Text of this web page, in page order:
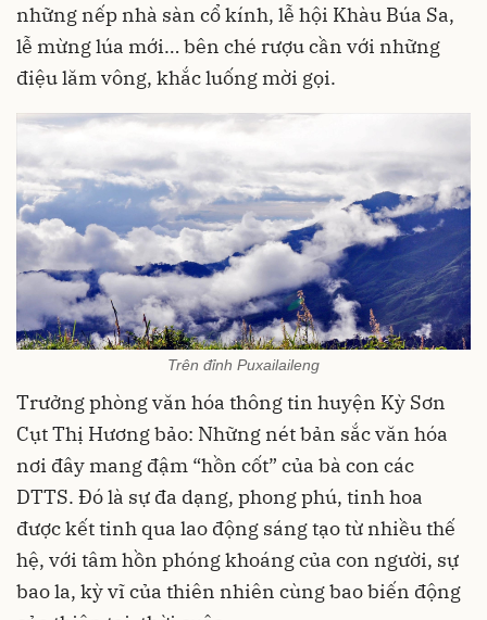
những nếp nhà sàn cổ kính, lễ hội Khàu Búa Sa,
lễ mừng lúa mới… bên ché rượu cần với những
điệu lăm vông, khắc luống mời gọi.
Trên đỉnh Puxailaileng
Trưởng phòng văn hóa thông tin huyện Kỳ Sơn
Cụt Thị Hương bảo: Những nét bản sắc văn hóa
nơi đây mang đậm “hồn cốt” của bà con các
DTTS. Đó là sự đa dạng, phong phú, tinh hoa
được kết tinh qua lao động sáng tạo từ nhiều thế
hệ, với tâm hồn phóng khoáng của con người, sự
bao la, kỳ vĩ của thiên nhiên cùng bao biến động